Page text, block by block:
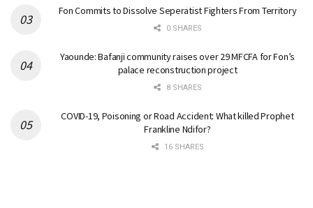
Fon Commits to Dissolve Seperatist Fighters From Territory
0 SHARES
Yaounde: Bafanji community raises over 29 MFCFA for Fon’s
palace reconstruction project
8 SHARES
COVID-19, Poisoning or Road Accident: What killed Prophet
Frankline Ndifor?
16 SHARES